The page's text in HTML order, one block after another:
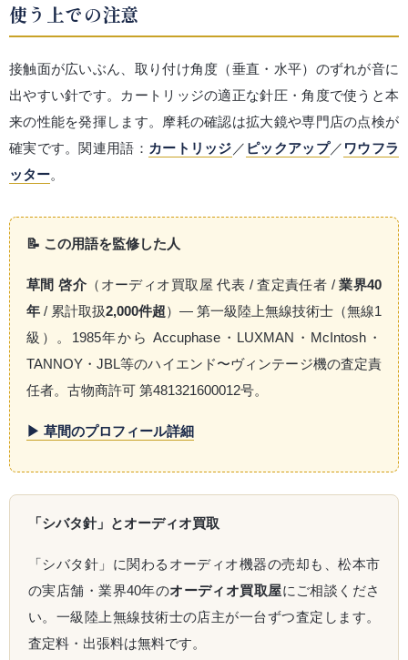
使う上での注意
接触面が広いぶん、取り付け角度（垂直・水平）のずれが音に
出やすい針です。カートリッジの適正な針圧・角度で使うと本
来の性能を発揮します。摩耗の確認は拡大鏡や専門店の点検が
確実です。関連用語： カートリッジ ／ ピックアップ／ ワウフラ
ッター。
📝 この用語を監修した人
草間 啓介 （オーディオ買取屋 代表 / 査定責任者 /業界40
年 / 累計取扱2,000件超）— 第一級陸上無線技術士（無線1
級）。1985年から Accuphase・LUXMAN・McIntosh・
TANNOY・JBL等のハイエンド〜ヴィンテージ機の査定責
任者。古物商許可 第481321600012号。
▶ 草間のプロフィール詳細
「シバタ針」とオーディオ買取
「シバタ針」に関わるオーディオ機器の売却も、松本市
の実店舗・業界40年のオーディオ買取屋にご相談くださ
い。一級陸上無線技術士の店主が一台ずつ査定します。
査定料・出張料は無料です。